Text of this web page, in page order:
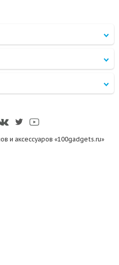
и аксессуаров «100gadgets.ru»